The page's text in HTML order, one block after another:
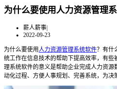
为什么要使用人力资源管理
薪人薪事|
2022-09-23
为什么要使用人力资源管理系统软件？有什
统工作在信息技术的帮助下提高效率，有
理系统软件的意义是帮助企业完成人力资
动化过程、方便人事规划、完善系统，为决